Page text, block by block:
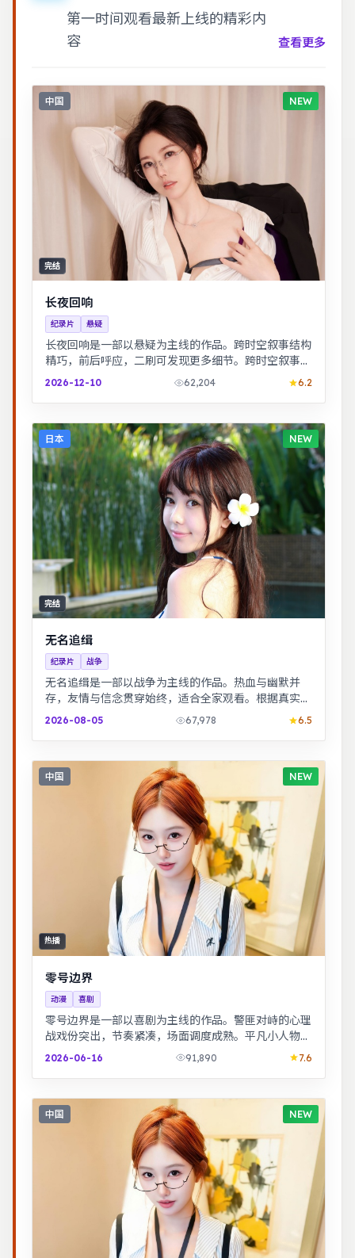
第一时间观看最新上线的精彩内
容
查看更多
中国 NEW
完结
长夜回响
纪录片 悬疑
长夜回响是一部以悬疑为主线的作品。跨时空叙事结构
精巧，前后呼应，二刷可发现更多细节。跨时空叙事结
构精巧，前后呼应，二刷可发现更多细节。
2026-12-10 62,204 6.2
日本 NEW
完结
无名追缉
纪录片 战争
无名追缉是一部以战争为主线的作品。热血与幽默并
存，友情与信念贯穿始终，适合全家观看。根据真实事
件改编，纪实感强，表演克制而富有张力。
2026-08-05 67,978 6.5
中国 NEW
热播
零号边界
动漫 喜剧
零号边界是一部以喜剧为主线的作品。警匪对峙的心理
战戏份突出，节奏紧凑，场面调度成熟。平凡小人物在
时代浪潮里做出艰难抉择，最终与自我和解。
2026-06-16 91,890 7.6
中国 NEW